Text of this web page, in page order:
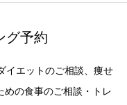
グ予約
イエットのご相談、痩せ
めの食事のご相談・トレ